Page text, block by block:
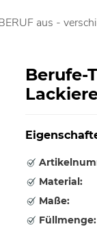
aus -
Berufe-
Material:
Maße:
Füllmenge: